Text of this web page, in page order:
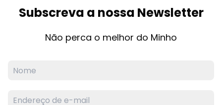
Subscreva a nossa Newsletter
Não perca o melhor do Minho